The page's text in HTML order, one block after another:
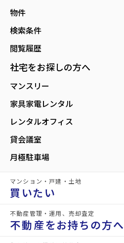
物件
検索条件
閲覧履歴
社宅をお探しの方へ
マンスリー
家具家電レンタル
レンタルオフィス
貸会議室
月極駐車場
マンション・戸建・土地
買いたい
不動産を買いたい方へ
不動産管理・運用、売却査定
不動産をお持ちの方へ
アクセス
宮城交通バス バ
所在地 宮城県仙台市泉区
location_on グーグルマップ
築年月 2000年12月
インターネット月額無料
詳細情報 details